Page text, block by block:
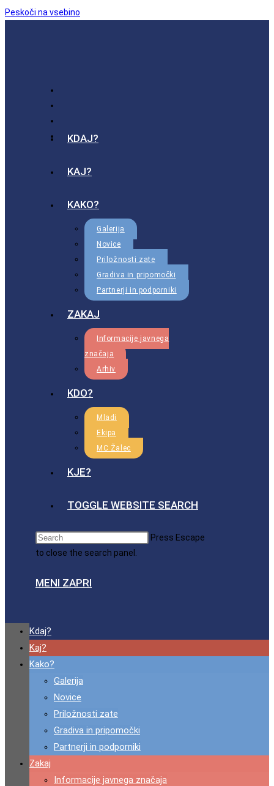
Peskoči na vsebino
KDAJ?
KAJ?
KAKO?
Galerija
Novice
Priložnosti zate
Gradiva in pripomočki
Partnerji in podporniki
ZAKAJ
Informacije javnega
značaja
Arhiv
KDO?
Mladi
Ekipa
MC Žalec
KJE?
TOGGLE WEBSITE SEARCH
Press Escape
to close the search panel.
MENI ZAPRI
Kdaj?
Kaj?
Kako?
Galerija
Novice
Priložnosti zate
Gradiva in pripomočki
Partnerji in podporniki
Zakaj
Informacije javnega značaja